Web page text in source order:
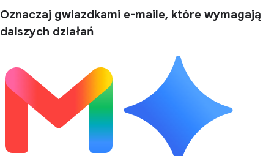
Oznaczaj gwiazdkami e-maile, które wymagają
dalszych działań